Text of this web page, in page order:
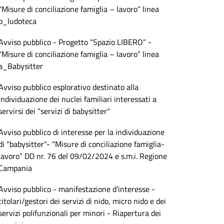
di conciliazione famiglia – lavoro” linea
pubblico - Progetto “Spazio LIBERO” -
di conciliazione famiglia – lavoro” linea
pubblico esplorativo destinato alla
dei nuclei familiari interessati a
dei "servizi di babysitter"
pubblico di interesse per la individuazione
"babysitter"- “Misure di conciliazione famiglia-
DD nr. 76 del 09/02/2024 e s.m.i. Regione
pubblico - manifestazione d’interesse -
gestori dei servizi di nido, micro nido e dei
polifunzionali per minori - Riapertura dei